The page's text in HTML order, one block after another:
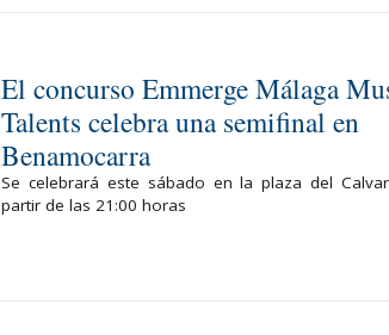
El concurso Emmerge Málaga
Talents celebra una semifinal en
Benamocarra
Se celebrará este sábado en la plaza del
partir de las 21:00 horas